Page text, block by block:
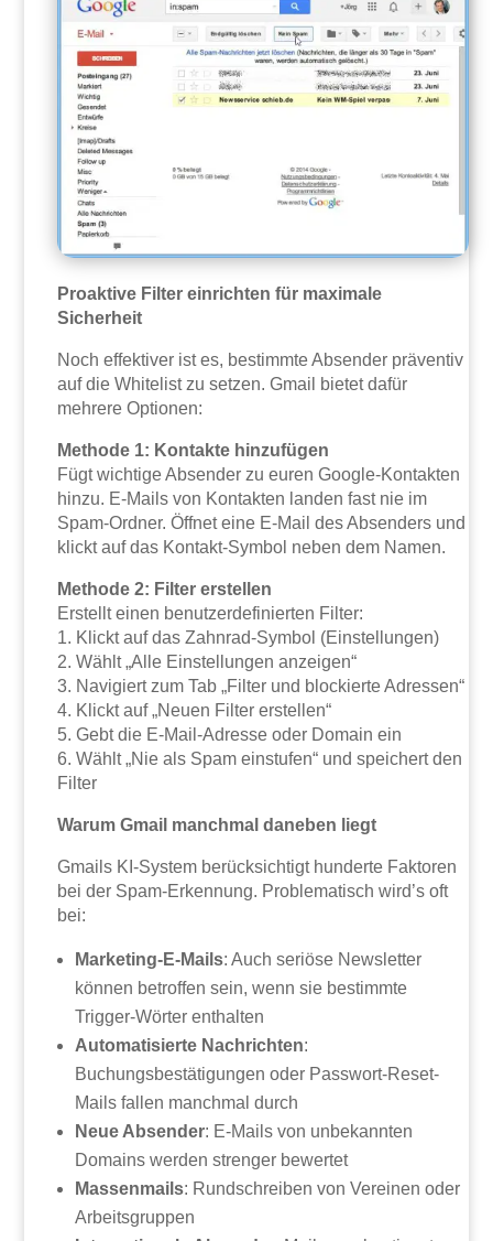
Proaktive Filter einrichten für maximale
Sicherheit
Noch effektiver ist es, bestimmte Absender präventiv
auf die Whitelist zu setzen. Gmail bietet dafür
mehrere Optionen:
Methode 1: Kontakte hinzufügen
Fügt wichtige Absender zu euren Google-Kontakten
hinzu. E-Mails von Kontakten landen fast nie im
Spam-Ordner. Öffnet eine E-Mail des Absenders und
klickt auf das Kontakt-Symbol neben dem Namen.
Methode 2: Filter erstellen
Erstellt einen benutzerdefinierten Filter:
1. Klickt auf das Zahnrad-Symbol (Einstellungen)
2. Wählt „Alle Einstellungen anzeigen“
3. Navigiert zum Tab „Filter und blockierte Adressen“
4. Klickt auf „Neuen Filter erstellen“
5. Gebt die E-Mail-Adresse oder Domain ein
6. Wählt „Nie als Spam einstufen“ und speichert den
Filter
Warum Gmail manchmal daneben liegt
Gmails KI-System berücksichtigt hunderte Faktoren
bei der Spam-Erkennung. Problematisch wird’s oft
bei:
Marketing-E-Mails: Auch seriöse Newsletter
können betroffen sein, wenn sie bestimmte
Trigger-Wörter enthalten
Automatisierte Nachrichten:
Buchungsbestätigungen oder Passwort-Reset-
Mails fallen manchmal durch
Neue Absender: E-Mails von unbekannten
Domains werden strenger bewertet
Massenmails: Rundschreiben von Vereinen oder
Arbeitsgruppen